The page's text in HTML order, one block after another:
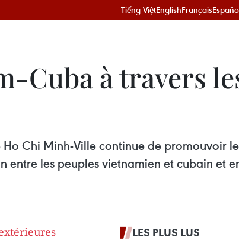
Tiếng ViệtEnglishFrançais
Cuba à travers
Chi Minh-Ville continue de promouvoir
les peuples vietnamien et cubain et
LES PLUS LUS